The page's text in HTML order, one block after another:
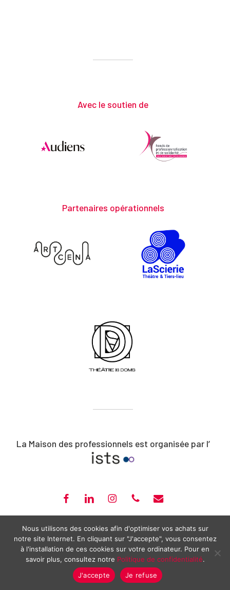
Avec le soutien de
Partenaires opérationnels
La Maison des professionnels est organisée par l’
FACEBOOKLINKEDININSTAGRAMPHONE EMAIL
ISTS – CLOÎTRE SAINT-LOUIS – 20, RUE PORTAIL BOQUIER – AVIGNON –
04 90 14 14 17 –CONTACT@MAISONPRO-AVIGNON.COM
2026 ©MAISON DES PROFESSIONNELS—MENTIONS LÉGALES —
POLITIQUE DE CONFIDENTIALITÉ
Nous utilisons des cookies afin d'optimiser vos achats sur
notre site Internet. En cliquant sur "J'accepte", vous consentez
à l'installation de ces cookies sur votre ordinateur. Pour en
savoir plus, consultez notre Politique de confidentialité.
J'accepte
Je refuse